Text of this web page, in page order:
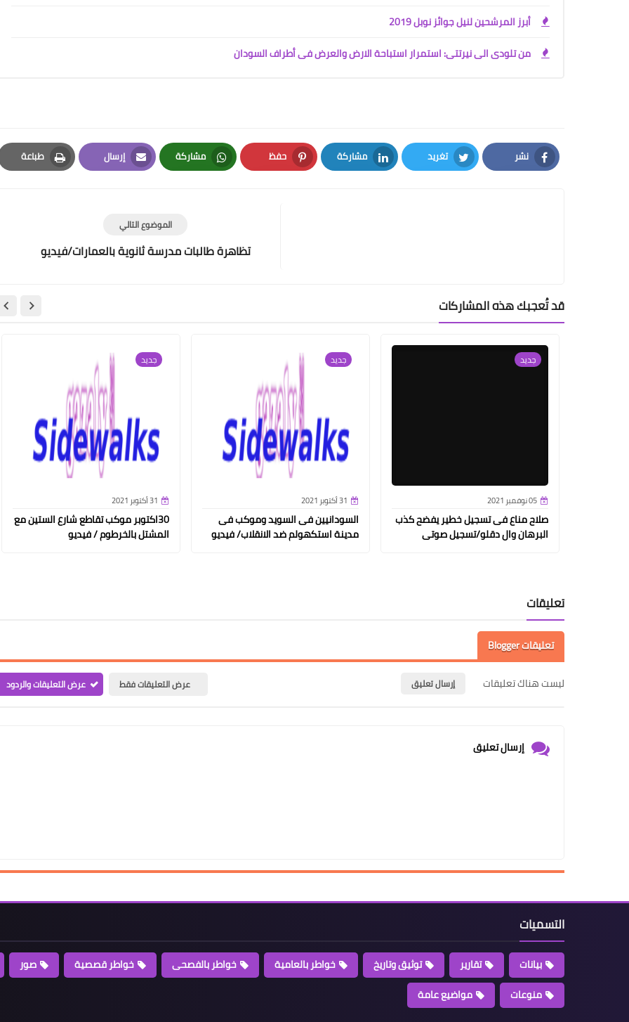
أبرز المرشحين لنيل جوائز نوبل 2019
من تلودى الى نيرتتى: استمرار استباحة الارض والعرض فى أطراف السودان
نشر
Facebook
تغريد
Twitter
مشاركة
LinkedIn
حفظ
Pinterest
مشاركة
Whatsapp
إرسال
Email
طباعة
Print
الموضوع التالي
تظاهرة طالبات مدرسة ثانوية بالعمارات/فيديو
قد تُعجبك هذه المشاركات
جديد
05 نوفمبر 2021
صلاح مناع فى تسجيل خطير يفضح كذب
البرهان وال دقلو/تسجيل صوتى
جديد
31 أكتوبر 2021
السودانيين فى السويد وموكب فى
مدينة استكهولم ضد الانقلاب/ فيديو
جديد
31 أكتوبر 2021
30اكتوبر موكب تقاطع شارع الستين مع
المشتل بالخرطوم / فيديو
تعليقات
تعليقات Blogger
ليست هناك تعليقات إرسال تعليق عرض التعليقات فقط عرض التعليقات والردود
إرسال تعليق
التسميات
بيانات تقارير توثيق وتاريخ خواطر بالعامية خواطر بالفصحى خواطر قصصية صور
منوعات
مواضيع عامة